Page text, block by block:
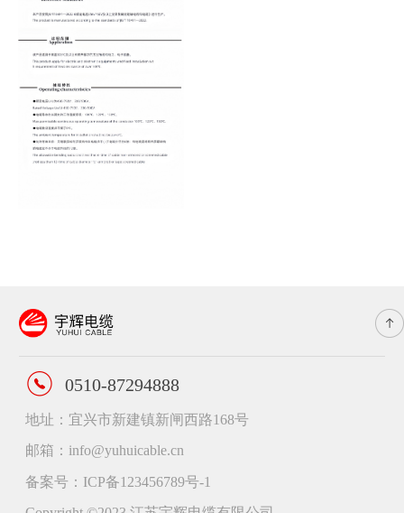
0510-87294888
地址：宜兴市新建镇新闸西路168号
邮箱：info@yuhuicable.cn
备案号：ICP备123456789号-1